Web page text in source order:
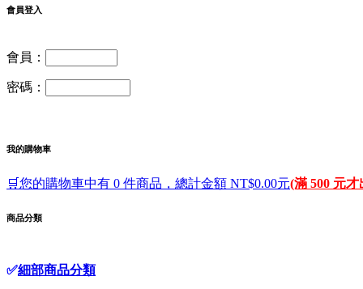
會員登入
會員：
密碼：
我的購物車
🛒您的購物車中有 0 件商品，總計金額 NT$0.00元(滿 500 元才
商品分類
✅細部商品分類